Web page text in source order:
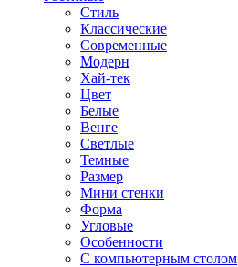
Стиль
Классические
Современные
Модерн
Хай-тек
Цвет
Белые
Венге
Светлые
Темные
Размер
Мини стенки
Форма
Угловые
Особенности
С компьютерным столом